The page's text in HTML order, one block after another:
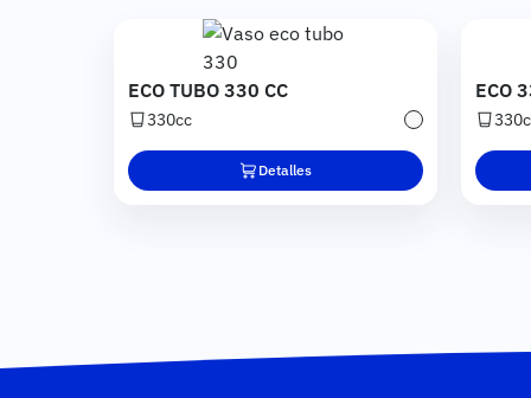
Imagen
ECO TUBO 330 CC
330cc Transparente
Detalles
ECO